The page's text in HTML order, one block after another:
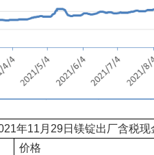
年11 月 29日镁锭出厂含税现
价格